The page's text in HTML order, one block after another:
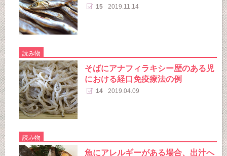
15 2019.11.14
読み物
そばにアナフィラキシー歴のある児
における経口免疫療法の例
14 2019.04.09
読み物
魚にアレルギーがある場合、出汁へ